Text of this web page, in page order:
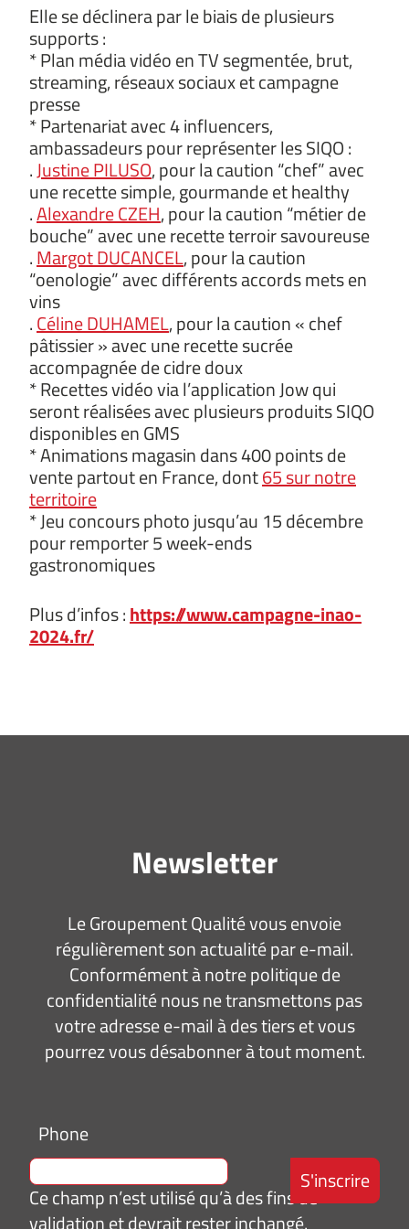
Elle se déclinera par le biais de plusieurs
supports :
* Plan média vidéo en TV segmentée, brut,
streaming, réseaux sociaux et campagne
presse
* Partenariat avec 4 influencers,
ambassadeurs pour représenter les SIQO :
.Justine PILUSO, pour la caution “chef” avec
une recette simple, gourmande et healthy
.Alexandre CZEH, pour la caution “métier de
bouche” avec une recette terroir savoureuse
.Margot DUCANCEL, pour la caution
“oenologie” avec différents accords mets en
vins
.Céline DUHAMEL, pour la caution « chef
pâtissier » avec une recette sucrée
accompagnée de cidre doux
* Recettes vidéo via l’application Jow qui
seront réalisées avec plusieurs produits SIQO
disponibles en GMS
* Animations magasin dans 400 points de
vente partout en France, dont65 sur notre
territoire
* Jeu concours photo jusqu’au 15 décembre
pour remporter 5 week-ends
gastronomiques
Plus d’infos :https://www.campagne-inao-
2024.fr/
Newsletter
Le Groupement Qualité vous envoie
régulièrement son actualité par e-mail.
Conformément à notre politique de
confidentialité nous ne transmettons pas
votre adresse e-mail à des tiers et vous
pourrez vous désabonner à tout moment.
Phone
Ce champ n’est utilisé qu’à des fins de
validation et devrait rester inchangé.